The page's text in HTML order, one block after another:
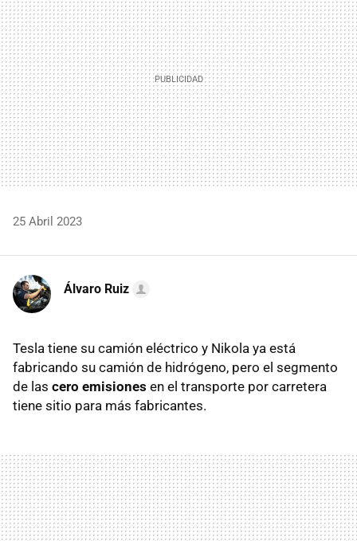
25 Abril 2023
Álvaro Ruiz
Tesla tiene su camión eléctrico y Nikola ya está
fabricando su camión de hidrógeno, pero el segmento
de las cero emisiones en el transporte por carretera
tiene sitio para más fabricantes.